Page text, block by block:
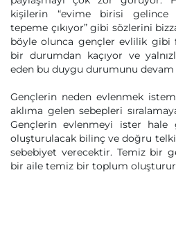
kişilerin “evime birisi gelince
tepeme çıkıyor” gibi sözlerini
böyle olunca gençler evlilik gibi
bir durumdan kaçıyor ve
eden bu duygu durumunu
Gençlerin neden evlenmek
aklıma gelen sebepleri
Gençlerin evlenmeyi ister
oluşturulacak bilinç ve doğru
sebebiyet verecektir. Temiz bir
bir aile temiz bir toplum